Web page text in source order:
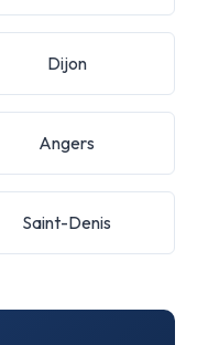
Dijon
Angers
Saint-Denis